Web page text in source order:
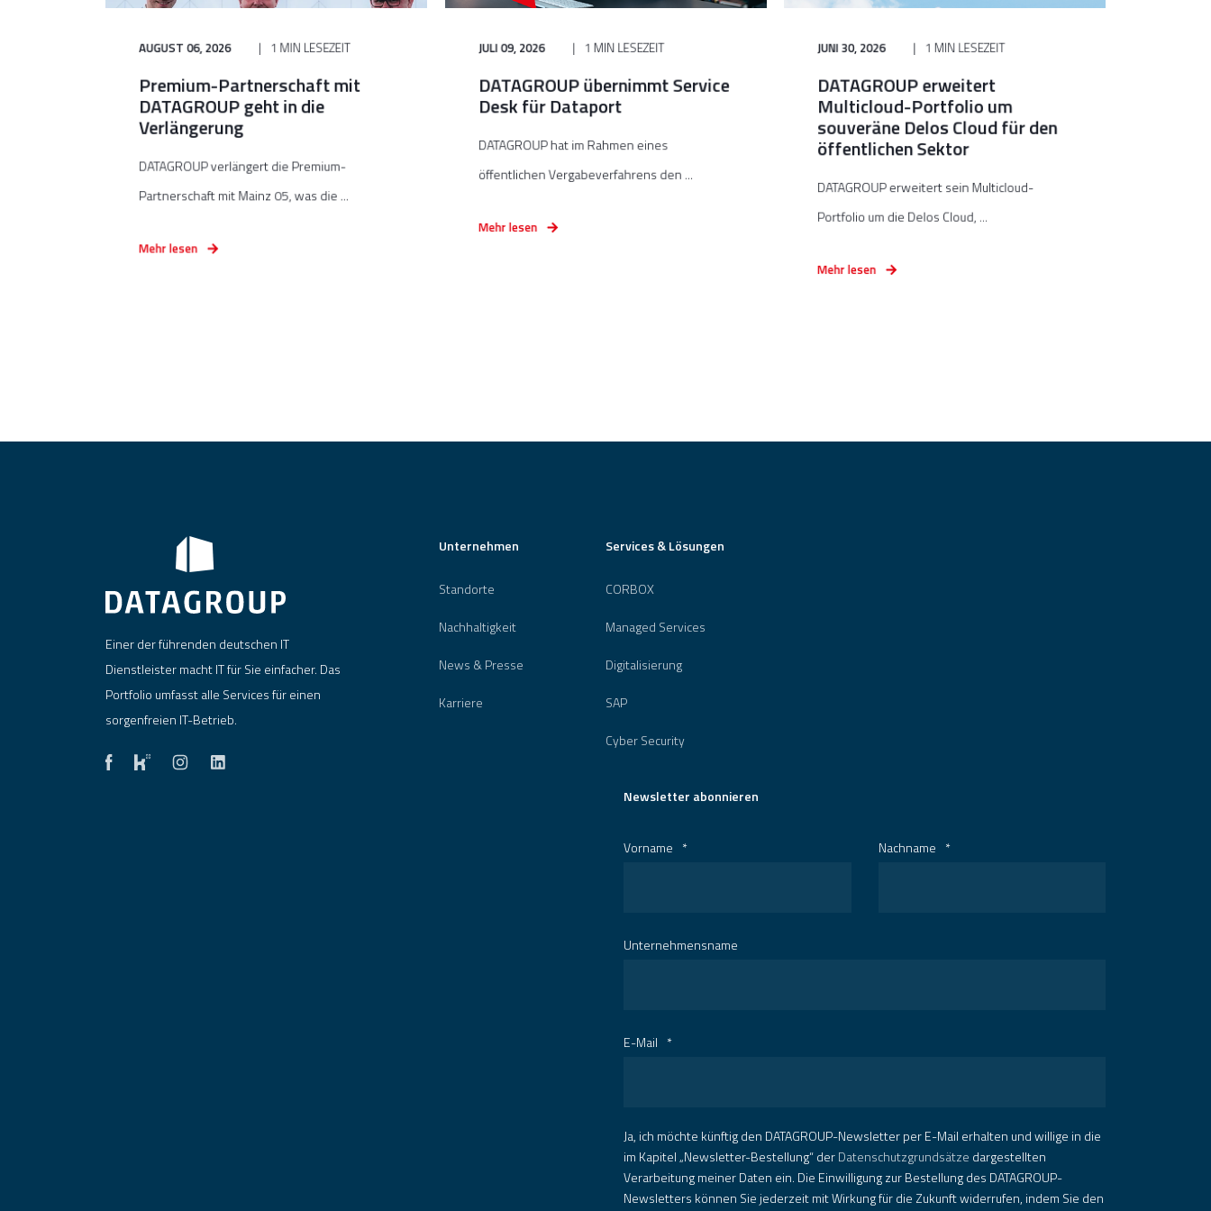
AUGUST 06, 2026 1 MIN LESEZEIT
Premium-Partnerschaft mit
DATAGROUP geht in die
Verlängerung
DATAGROUP verlängert die Premium-
Partnerschaft mit Mainz 05, was die ...
Mehr lesen
JULI 09, 2026 1 MIN LESEZEIT
DATAGROUP übernimmt Service
Desk für Dataport
DATAGROUP hat im Rahmen eines
öffentlichen Vergabeverfahrens den ...
Mehr lesen
JUNI 30, 2026 1 MIN LESEZEIT
DATAGROUP erweitert
Multicloud-Portfolio um
souveräne Delos Cloud für den
öffentlichen Sektor
DATAGROUP erweitert sein Multicloud-
Portfolio um die Delos Cloud, ...
Mehr lesen
Einer der führenden deutschen IT
Dienstleister macht IT für Sie einfacher. Das
Portfolio umfasst alle Services für einen
sorgenfreien IT-Betrieb.
Unternehmen
Standorte
Nachhaltigkeit
News & Presse
Karriere
Services & Lösungen
CORBOX
Managed Services
Digitalisierung
SAP
Cyber Security
Newsletter abonnieren
Vorname * Nachname *
Unternehmensname
E-Mail *
Ja, ich möchte künftig den DATAGROUP-Newsletter per E-Mail erhalten und willige in die
im Kapitel „Newsletter-Bestellung“ derDatenschutzgrundsätze dargestellten
Verarbeitung meiner Daten ein. Die Einwilligung zur Bestellung des DATAGROUP-
Newsletters können Sie jederzeit mit Wirkung für die Zukunft widerrufen, indem Sie den